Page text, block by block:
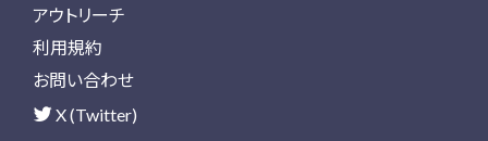
アウトリーチ
利用規約
お問い合わせ
X (Twitter)